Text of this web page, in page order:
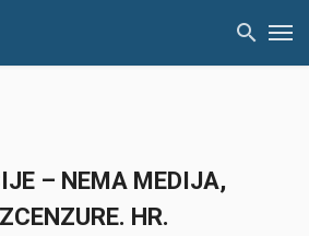
– NEMA MEDIJA,
HR.